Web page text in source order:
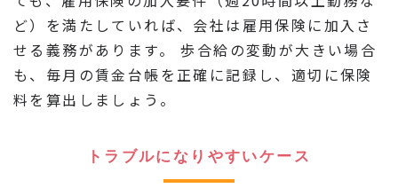
ど）を満たしていれば、会社は雇用保険に加入さ
せる義務があります。 歩合給の変動が大きい場合
も、毎月の賃金台帳を正確に記録し、適切に保険
料を算出しましょう。
トラブルになりやすいケース